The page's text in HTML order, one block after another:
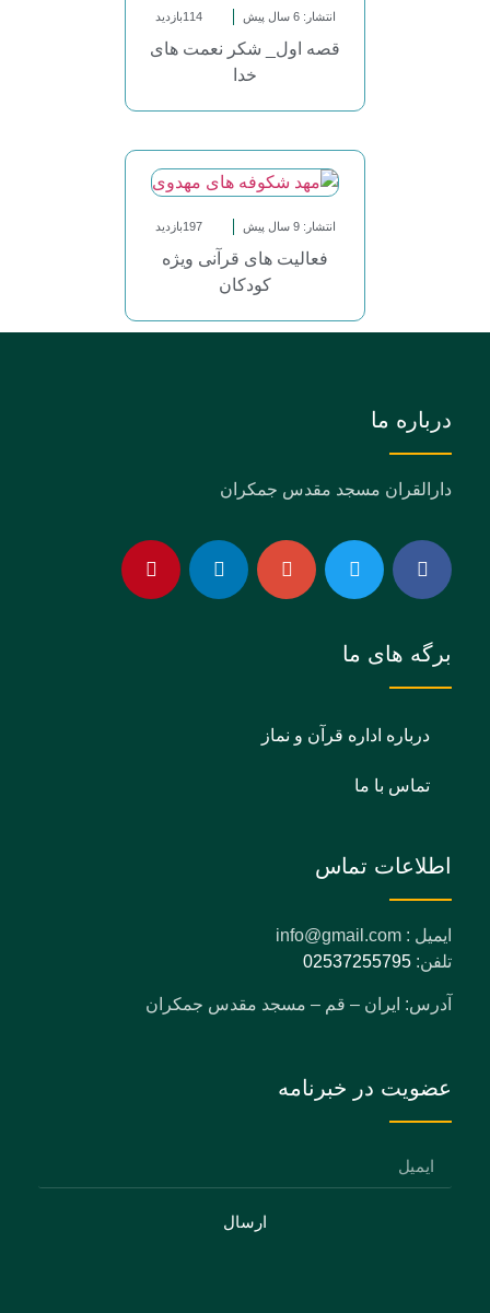
انتشار: 6 سال پیش 114بازدید
قصه اول_ شکر نعمت های
خدا
انتشار: 9 سال پیش 197بازدید
فعالیت های قرآنی ویژه
کودکان
درباره ما
دارالقران مسجد مقدس جمکران
برگه های ما
درباره اداره قرآن و نماز
تماس با ما
اطلاعات تماس
ایمیل : info@gmail.com
تلفن: 02537255795
آدرس: ایران – قم – مسجد مقدس جمکران
عضویت در خبرنامه
ارسال